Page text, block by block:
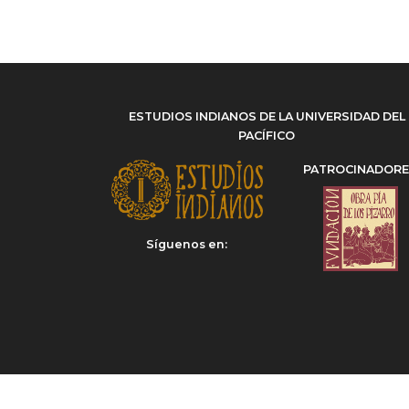
ESTUDIOS INDIANOS DE LA UNIVERSIDAD DEL
PACÍFICO
Síguenos en: